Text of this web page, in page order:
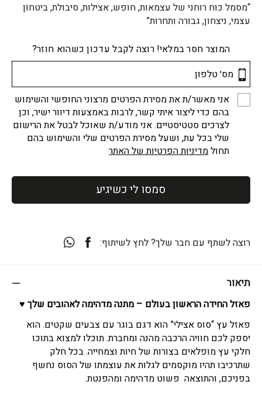
“מסמל כוח רוחני של עצמאות, חופש, אצילות, סיבולת, ביטחון
עצמי, ניצחון, גבורה ותחרות”
המוצר חסר במלאי! רוצה לקבל עדכון כשהוא חוזר?
אני מאשר/ת את מסירת הפרטים מרצוני החופשי והשימוש
בהם כדי ליצור איתי קשר, לרבות באמצעות דיוור ישיר, וכן
לצרכים סטטיסטיים. אני מודע/ת שאוכל לבטל את הרישום
שלי בכל עת, ושעל מסירת הפרטים שלי והשימוש בהם
תחולמדיניות הפרטיות של האתר
סמסו לי כשיגיע
תיאור
פאזל החידה הראשון בעולם – מתנה מדהימה לאהובים שלך ♥
פאזל עץ “סוס אצילי” הוא דגם בוגר עם צבעים שקטים. הוא
יספק לכם חוויה הרכבה מהנה ומחברת. תוכלו למצוא בתוכו
חלקי עץ מופלאים בצורות של חיות וצמחייה. בכל חלק
שתרכיבו תהיו מוקסמים לגלות את עוצמתו של הסוס נחשף
בפניכם, והתוצאה פשוט מדהימה ומהפנטת.
רוצה לשתף עם חבר שלך? לחץ לשיתוף: